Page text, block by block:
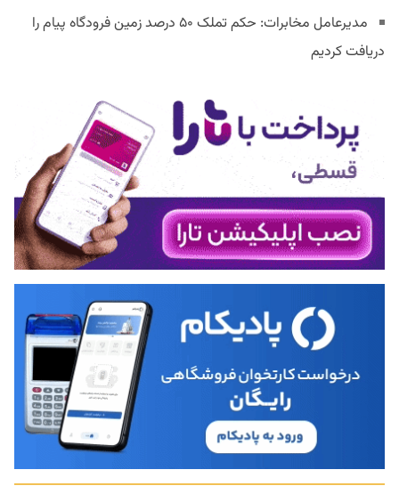
مدیرعامل مخابرات: حکم تملک ۵۰ درصد زمین فرودگاه پیام را
دریافت کردیم